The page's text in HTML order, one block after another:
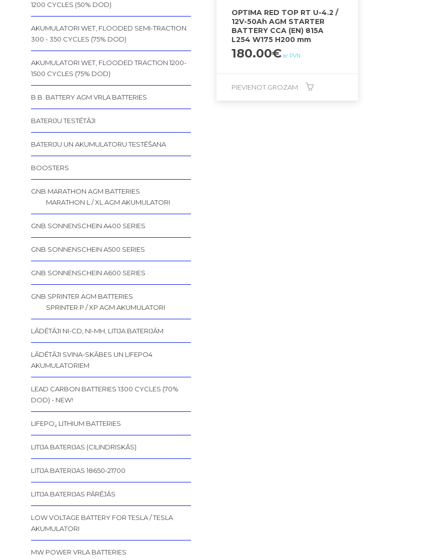
OPTIMA RED TOP RT U-4.2 /
12V-50Ah AGM STARTER
BATTERY CCA (EN) 815A
L254 W175 H200 mm
180.00€ ar PVN
PIEVIENOT GROZAM
1200 CYCLES (50% DOD)
AKUMULATORI WET, FLOODED SEMI-TRACTION
300 - 350 CYCLES (75% DOD)
AKUMULATORI WET, FLOODED TRACTION 1200-
1500 CYCLES (75% DOD)
B.B. BATTERY AGM VRLA BATTERIES
BATERIJU TESTĒTĀJI
BATERIJU UN AKUMULATORU TESTĒŠANA
BOOSTERS
GNB MARATHON AGM BATTERIES
MARATHON L / XL AGM AKUMULATORI
GNB SONNENSCHEIN A400 SERIES
GNB SONNENSCHEIN A500 SERIES
GNB SONNENSCHEIN A600 SERIES
GNB SPRINTER AGM BATTERIES
SPRINTER P / XP AGM AKUMULATORI
LĀDĒTĀJI NI-CD, NI-MH, LITIJA BATERIJĀM
LĀDĒTĀJI SVINA-SKĀBES UN LIFEPO4
AKUMULATORIEM
LEAD CARBON BATTERIES 1300 CYCLES (70%
DOD) - NEW!
LIFEPO₄ LITHIUM BATTERIES
LITIJA BATERIJAS (CILINDRISKĀS)
LITIJA BATERIJAS 18650-21700
LITIJA BATERIJAS PĀRĒJĀS
LOW VOLTAGE BATTERY FOR TESLA / TESLA
AKUMULATORI
MW POWER VRLA BATTERIES